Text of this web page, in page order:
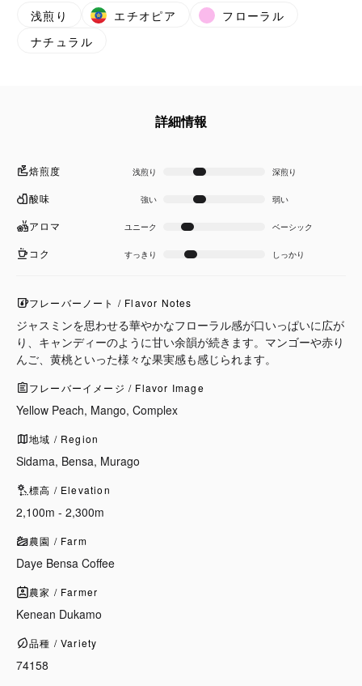
浅煎り エチオピア
フローラル
ナチュラル
詳細情報
焙煎度 浅煎り 深煎り
酸味 強い 弱い
アロマ ユニーク ベーシック
コク すっきり しっかり
フレーバーノート / Flavor Notes
ジャスミンを思わせる華やかなフローラル感が口いっぱいに広が
り、キャンディーのように甘い余韻が続きます。マンゴーや赤り
んご、黄桃といった様々な果実感も感じられます。
フレーバーイメージ / Flavor Image
Yellow Peach, Mango, Complex
地域 / Region
Sidama, Bensa, Murago
標高 / Elevation
2,100m - 2,300m
農園 / Farm
Daye Bensa Coffee
農家 / Farmer
Kenean Dukamo
品種 / Variety
74158